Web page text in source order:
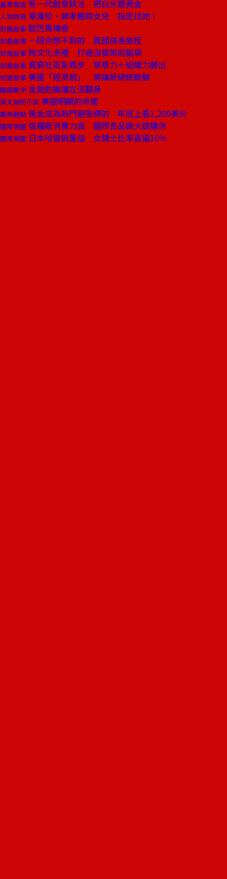
產業風雲 新一代創意耕法 把白米變黃金
人物特寫 辜濂松、蔣孝嚴嫁女兒 指定找她！
封面故事 歐巴馬傳奇
封面故事 一段你想不到的 異國成長旅程
封面故事 跨文化洗禮 打造沒框架的腦袋
封面故事 貧窮社區紮馬步 草根力＋組織力勝出
封面故事 美國「經濟病」 將讓新總統跛腳
關鍵數字 金融危機讓左派翻身
英文無所不談 美國明顯的命運
霸榮觀點 黃金成為熱門避險標的 年底上看1,200美元
國際視窗 俄羅斯消費力高 國際食品廠大肆購併
國際視窗 日本哈雷銷量佳 女騎士比率直逼10％